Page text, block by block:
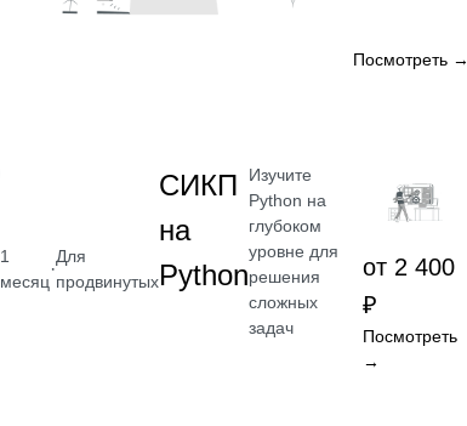
Посмотреть →
1
месяц
·
Для
продвинутых
СИКП
на
Python
Изучите
Python на
глубоком
уровне для
решения
сложных
задач
от 2 400
₽
Посмотреть
→